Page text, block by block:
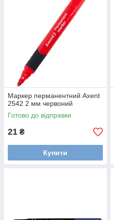
Маркер перманентний Axent
2542 2 мм червоний
Готово до відправки
21 ₴
Купити